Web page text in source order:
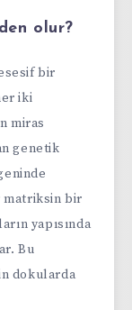
olur?
bir
iki
miras
genetik
matriksin bir
yapısında
Bu
dokularda